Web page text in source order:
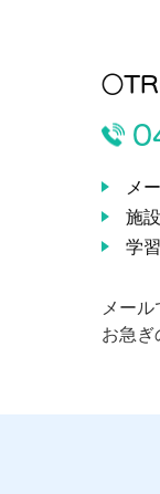
メ
施
学
メー
お急ぎ